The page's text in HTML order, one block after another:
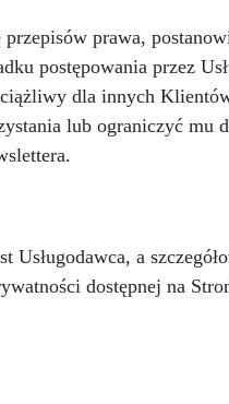
prawa,
postępowania przez
dla innych
lub ograniczyć mu
a
dostępnej na